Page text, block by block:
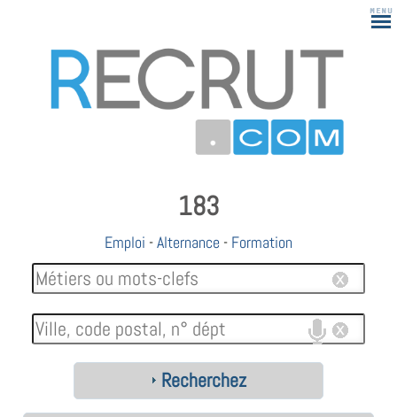
183
Emploi -Alternance - Formation
Recherchez